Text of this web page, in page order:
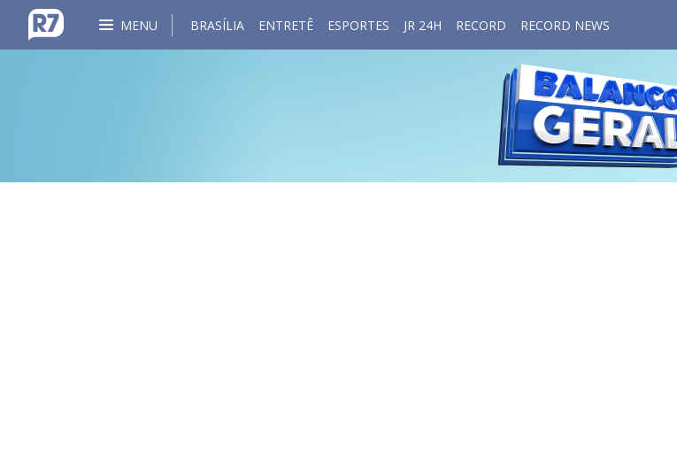
MENU BRASÍLIA ENTRETÊ ESPORTES JR 24H RECORD RECORD NEWS